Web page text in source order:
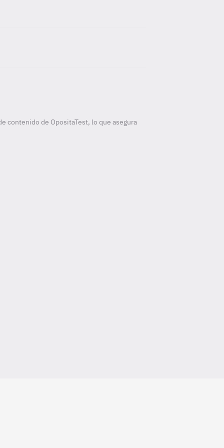
contenido de OpositaTest, lo que asegura